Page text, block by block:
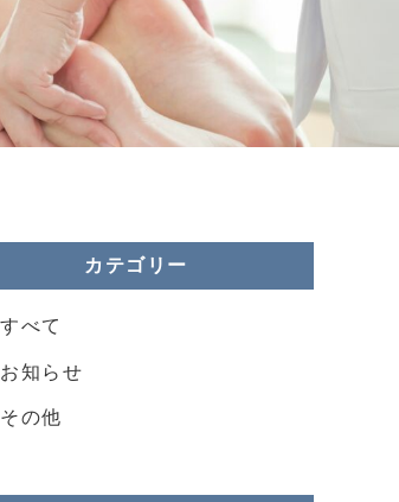
カテゴリー
すべて
お知らせ
その他